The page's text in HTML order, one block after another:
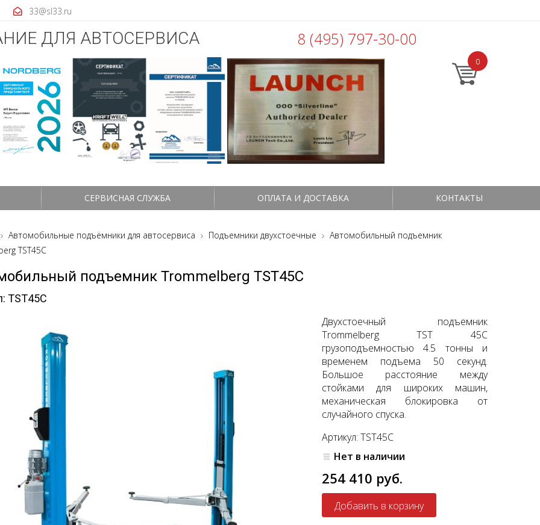
33@sl33.ru
0
ДЛЯ АВТОСЕРВИСА 8 (495) 797-30-00
СЕРВИСНАЯ СЛУЖБА ОПЛАТА И ДОСТАВКА КОНТАКТЫ
Автомобильные подъёмники для автосервиса Подъемники двухстоечные
Автомобильный подъемник
TST45C
подъемник Trommelberg TST45C
TST45C
Двухстоечный подъемник
Trommelberg TST 45C
грузоподъемностью 4.5 тонны и
временем подъема 50 секунд.
Большое расстояние между
стойками для широких машин,
механическая блокировка от
случайного спуска.
Артикул: TST45C
Нет в наличии
254 410 руб.